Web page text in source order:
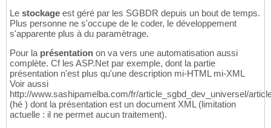
Le stockage est géré par les SGBDR depuis un bout de temps.
Plus personne ne s'occupe de le coder, le développement
s'apparente plus à du paramètrage.
Pour la présentation on va vers une automatisation aussi
complète. Cf les ASP.Net par exemple, dont la partie
présentation n'est plus qu'une description mi-HTML mi-XML
Voir aussi
http://www.sashipamelba.com/fr/article_sgbd_dev_universel/
(hé ) dont la présentation est un document XML (limitation
actuelle : il ne permet aucun traitement).